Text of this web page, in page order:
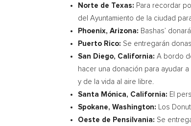
Norte de Texas: Para recordar
del Ayuntamiento de la ciudad
Phoenix, Arizona: Bashas’
Puerto Rico: Se entregarán
San Diego, California: A bordo
hacer una donación para ayudar
y de la vida al aire libre.
Santa Mónica, California: El
Spokane, Washington: Los
Oeste de Pensilvania: Se